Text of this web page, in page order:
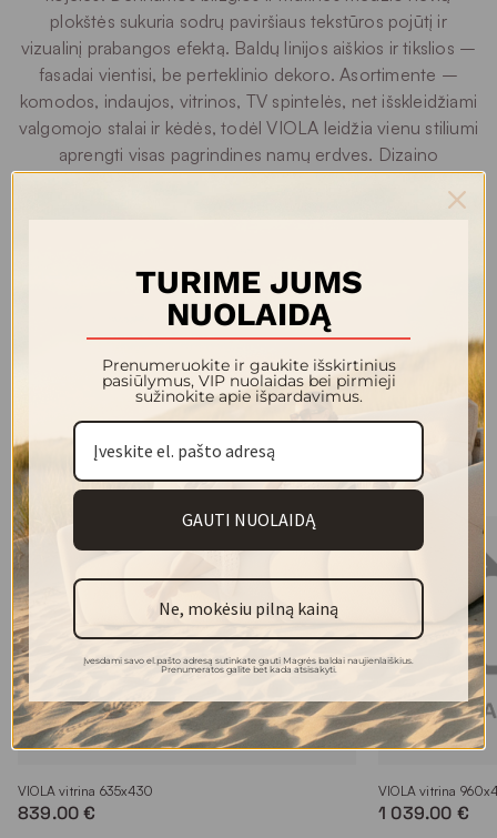
plokštės sukuria sodrų paviršiaus tekstūros pojūtį ir
vizualinį prabangos efektą. Baldų linijos aiškios ir tikslios –
fasadai vientisi, be perteklinio dekoro. Asortimente –
komodos, indaujos, vitrinos, TV spintelės, net išskleidžiami
valgomojo stalai ir kėdės, todėl VIOLA leidžia vienu stiliumi
aprengti visas pagrindines namų erdves. Dizaino
sprendimai ir medžiagos – ne tik estetiškos, bet ir dėl
tvarios: tamsus chromas, kokybiškos plokštės, kurių
VIOLA kolekcija – pasirinkimas tiems, kurie vertina, kad
baldai namuose atspindėtų skonį, tačiau taip pat tarnautų
kaip patikimi, ilgaamžiai interjero sprendimai.
Kolekcijos modeliai
VIOLA vitrina 635x430
839.00 €
VIOLA vitrina
1 039.00 €
TURIME JUMS
NUOLAIDĄ
Prenumeruokite ir gaukite išskirtinius
pasiūlymus, VIP nuolaidas bei pirmieji
sužinokite apie išpardavimus.
GAUTI NUOLAIDĄ
Ne, mokėsiu pilną kainą
Įvesdami savo el.pašto adresą sutinkate gauti Magrės baldai naujienlaiškius.
Prenumeratos galite bet kada atsisakyti.